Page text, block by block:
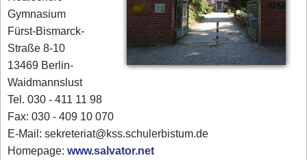
Gymnasium
Fürst-Bismarck-
Straße 8-10
13469 Berlin-
Waidmannslust
Tel. 030 - 411 11 98
Fax: 030 - 409 10 070
E-Mail: sekreteriat@kss.schulerbistum.de
Homepage:www.salvator.net